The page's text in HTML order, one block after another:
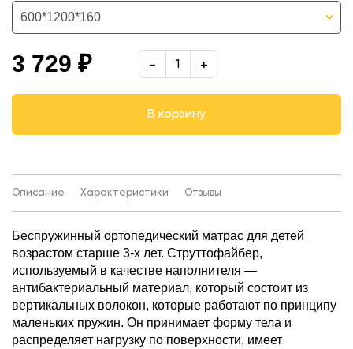
600*1200*160
900*2000*160
3 729 ₽
В корзину
Описание Характеристики Отзывы
Беспружинный ортопедический матрас для детей
возрастом старше 3-х лет. Струттофайбер,
используемый в качестве наполнителя —
антибактериальный материал, который состоит из
вертикальных волокон, которые работают по принципу
маленьких пружин. Он принимает форму тела и
распределяет нагрузку по поверхности, имеет